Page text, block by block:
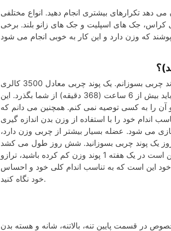
دهد تکرارهای بیشتری انجام دهید. انواع مختلفی
کراس، جک های اسپلیت و جک های زانو بلند. برخی
سوال دیگری که باید بپرسم این است که چند جک جامپ باید انجام دهم تا 1 پوند چربی بسوزانم. یک پوند چربی معادل 3500 کالری
است. اگر از همان شخص استفاده می کنید، باید 18382 جک پرش را انجام دهید. باید بیش از 6 ساعت (368 دقیقه) از شما بگذرد. این
آن را به کسی توصیه نمی کنم. همچنین می دانم که
تناسب اندام خود را با استفاده از وزن بدن اندازه گیری
می شود. عضله بسیار بیشتر از چربی وزن دارد،
30 دقیقه جامپینگ جک دو بار در روز یک پوند چربی بسوزانید. شش روز طول می کشد
تا بافت عضلانی ساخته شود. این بر وزن کلی شما تأثیر می گذارد. حتی اگر ممکن است در یک هفته 1 پوند وزن کم کرده باشید، ترازو
این است که به تناسب اندام کلی خود و احساس
خود نگاه کنید.
در قسمت پایین تنه، بالاتنه، شانه و هسته بدن